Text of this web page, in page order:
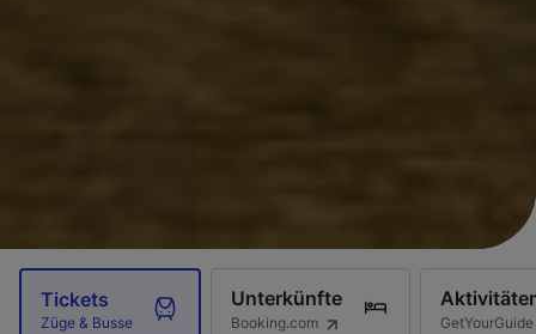
Tickets
Züge & Busse
Unterkünfte
Booking.com GetYourGuide